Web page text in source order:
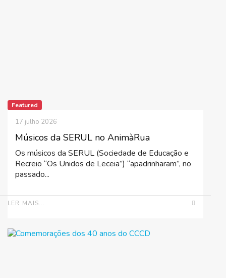
Featured
Músicos da SERUL no AnimàRua
17 julho 2026
Os músicos da SERUL (Sociedade de Educação e
Recreio “Os Unidos de Leceia”) “apadrinharam”, no
passado...
LER MAIS...